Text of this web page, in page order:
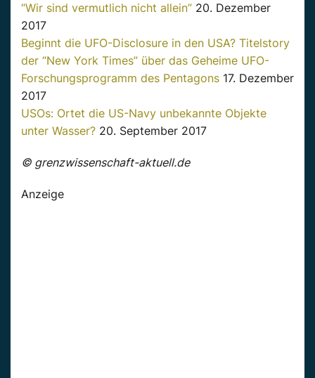
“Wir sind vermutlich nicht allein” 20. Dezember
2017
Beginnt die UFO-Disclosure in den USA? Titelstory
der “New York Times” über das Geheime UFO-
Forschungsprogramm des Pentagons 17. Dezember
2017
USOs: Ortet die US-Navy unbekannte Objekte
unter Wasser? 20. September 2017
© grenzwissenschaft-aktuell.de
Anzeige